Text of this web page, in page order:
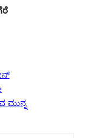
ಮುನ್ನ